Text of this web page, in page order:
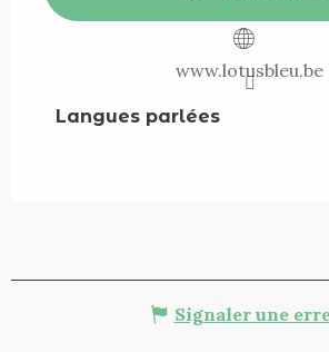
www.lotusbleu.be
Langues parlées
Langues parlées
Signaler une